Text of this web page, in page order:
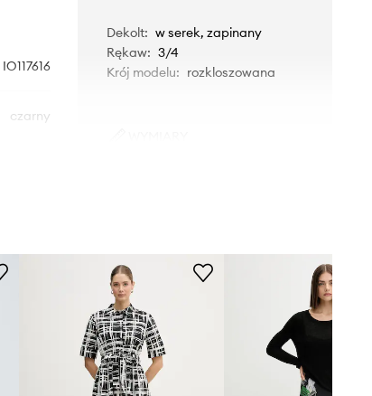
IO117616
czarny
Dekolt: w serek, zapinany
Rękaw: 3/4
Krój modelu: rozkloszowana
zazwyczaj.
Tabela rozmiarów